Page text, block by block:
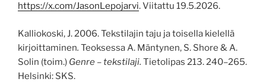
https://x.com/JasonLepojarvi. Viitattu 19.5.2026.
Kalliokoski, J. 2006. Tekstilajin taju ja toisella kielellä
kirjoittaminen. Teoksessa A. Mäntynen, S. Shore & A.
Solin (toim.) Genre – tekstilaji. Tietolipas 213. 240–265.
Helsinki: SKS.